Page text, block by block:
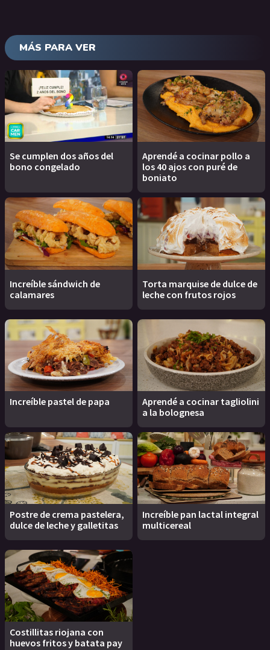
MÁS PARA VER
Se cumplen dos años del
bono congelado
Aprendé a cocinar pollo a
los 40 ajos con puré de
boniato
Increíble sándwich de
calamares
Torta marquise de dulce de
leche con frutos rojos
Increíble pastel de papa
Aprendé a cocinar tagliolini
a la bolognesa
Postre de crema pastelera,
dulce de leche y galletitas
Increíble pan lactal integral
multicereal
Costillitas riojana con
huevos fritos y batata pay